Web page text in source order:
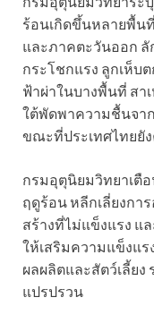
ร้อนเกิดขึ้นหลายพื้น
และภาคตะวันออก
กระโชกแรง ลูกเห็บ
ฟ้าผ่าในบางพื้นที่ สา
ใต้พัดพาความชื้นจา
ขณะที่ประเทศไทยยั
กรมอุตุนิยมวิทยาเตื
ฤดูร้อน หลีกเลี่ยงกา
สร้างที่ไม่แข็งแรง แ
ให้เสริมความแข็งแ
ผลผลิตและสัตว์เลี้ย
แปรปรวน